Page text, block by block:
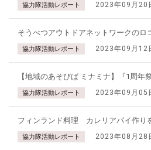
協力隊活動レポート 2023年09月20
そうべつアウトドアネットワークのロ
協力隊活動レポート 2023年09月12
【地域のあそびば ミナミナ】『1周年
協力隊活動レポート 2023年09月05
フィンランド料理 カレリアパイ作り
協力隊活動レポート 2023年08月28